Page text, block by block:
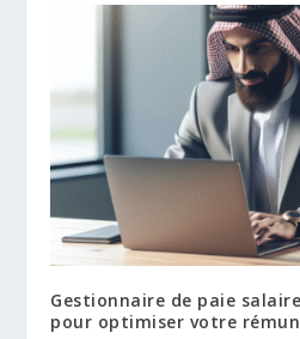
Gestionnaire de paie
pour optimiser votre